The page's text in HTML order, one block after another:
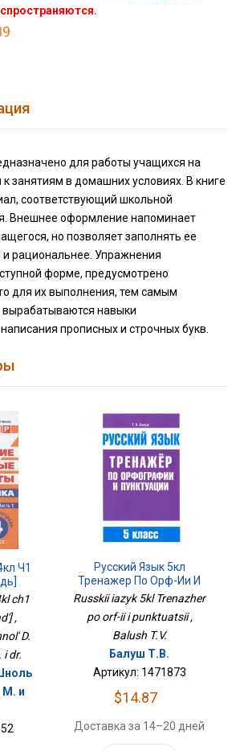
для работы учащихся на
к занятиям в домашних условиях. В книге
соответствующий школьной
Внешнее оформление напоминает
но позволяет заполнять ее
и рациональнее. Упражнения
форме, предусмотрено
для их выполнения, тем самым
навыки
прописных и строчных букв.
Ч1
ch1
,
D.
i dr.
М. и
Русский Язык 5кл
Тренажер По Орф-Ии И
Пунктуации
Russkii iazyk 5kl Trenazher
po orf-ii i punktuatsii ,
Balush T.V.
Балуш Т.В.
Артикул: 1471873
$14.87
Доставка за 14–20 дней